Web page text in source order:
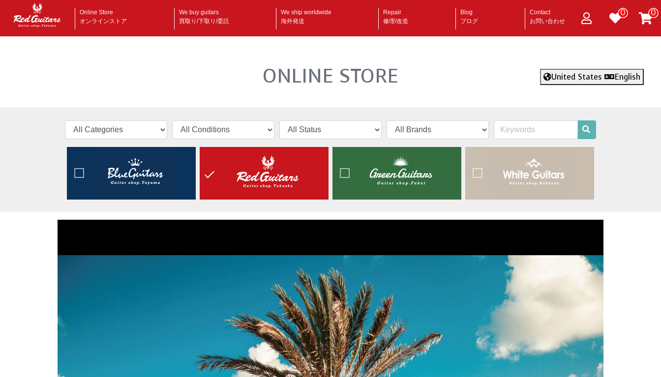
Online Store
オンラインストア
We buy guitars
買取り/下取り/委託
We ship worldwide
海外発送
Repair
修理/改造
Blog
ブログ
Contact
お問い合わせ
0 0
ONLINE STORE United States English